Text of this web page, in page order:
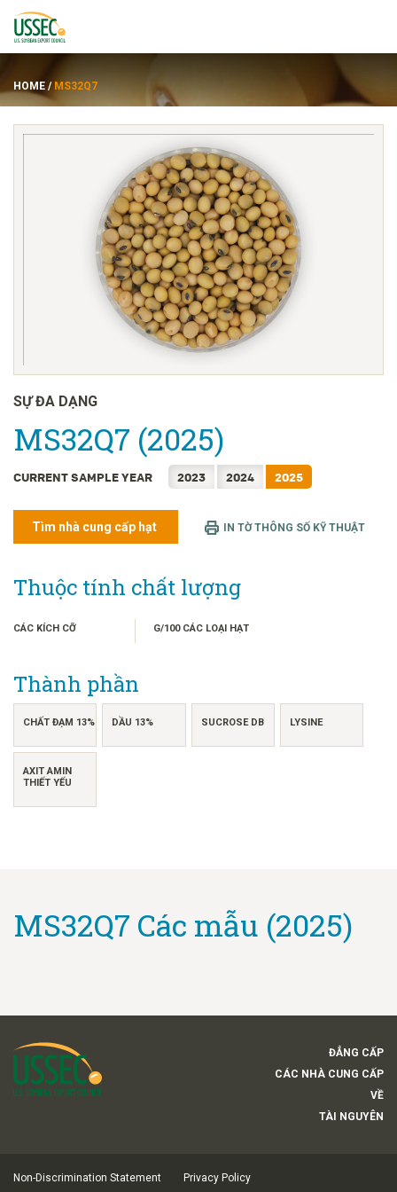
các nhà cung cấp
ENGLISH
FRANÇAIS
日本語
한국어
简体中文
ไทย
HOME / MS32Q7
SỰ ĐA DẠNG
MS32Q7 (2025)
CURRENT SAMPLE YEAR 2023 2024 2025
Tìm nhà cung cấp hạt IN TỜ THÔNG SỐ KỸ THUẬT
Thuộc tính chất lượng
CÁC KÍCH CỠ G/100 CÁC LOẠI HẠT
Thành phần
CHẤT ĐẠM 13% DẦU 13% SUCROSE DB LYSINE
AXIT AMIN
THIẾT YẾU
MS32Q7 Các mẫu (2025)
ĐẲNG CẤP
CÁC NHÀ CUNG CẤP
VỀ
TÀI NGUYÊN
Non-Discrimination Statement Privacy Policy